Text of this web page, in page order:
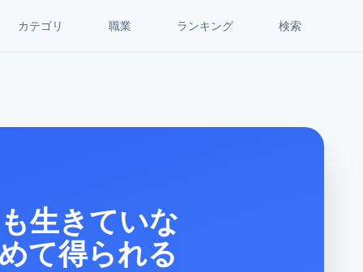
カテゴリ 職業 ランキング 検索
生きていな
て得られる